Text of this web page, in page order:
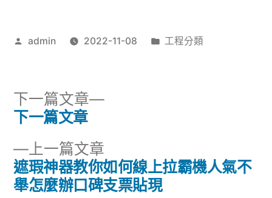
作
admin 2022-11-08
分
工程分類
文
章
導
上一篇文章
一
篇
遮瑕神器教你如何線上拉霸機人氣不
舉怎麼辦口碑支票貼現
下一篇文章
下
章:
下一篇文章